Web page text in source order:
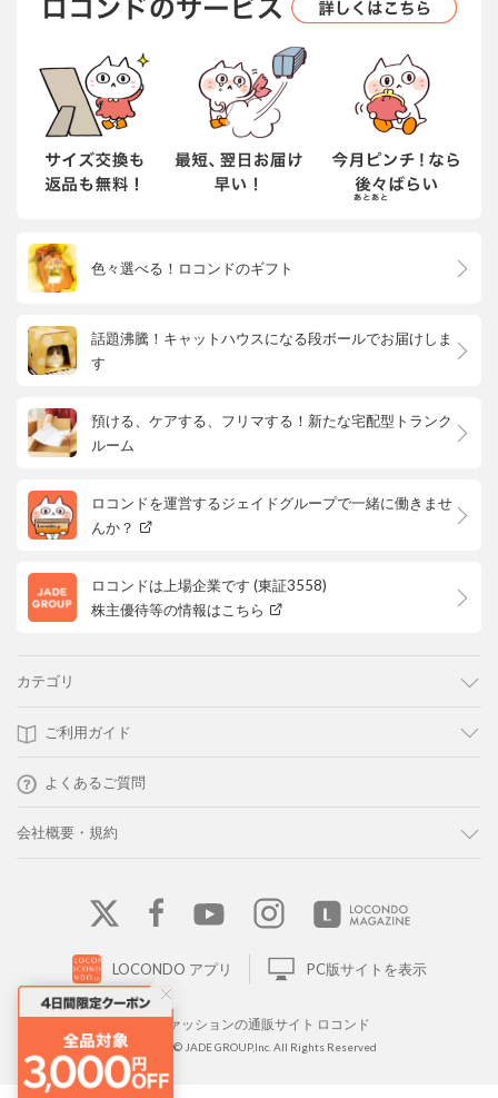
色々選べる！ロコンドのギフト
話題沸騰！キャットハウスになる段ボールでお届けしま
す
預ける、ケアする、フリマする！新たな宅配型トランク
ルーム
ロコンドを運営するジェイドグループで一緒に働きませ
んか？
ロコンドは上場企業です (東証3558)
株主優待等の情報はこちら
カテゴリ
ご利用ガイド
よくあるご質問
会社概要・規約
LOCONDO アプリ PC版サイトを表示
靴とファッションの通販サイト ロコンド
Copyright © JADE GROUP,Inc. All Rights Reserved